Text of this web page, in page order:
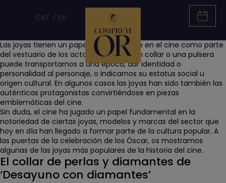
CAT ES
Las joyas tienen un papel muy relevante en el cine como parte
del vestuario de los actores. Un anillo, un collar o una pulsera
puede transportarnos a una época, daridentidad o
personalidad al personaje, o indicarnos su estatus social u
origen cultural. En algunos casos las joyas han sido también las
auténticas protagonistas convirtiéndose en piezas
emblemáticas del cine.
Sin duda, el cine ha jugado un papel fundamental en la
notoriedad de ciertas joyas, modelos y marcas del sector que
hoy en día han llegado a formar parte de la cultura popular. A
las puertas de la celebración de los Óscar, os mostramos
algunas de las joyas más populares de la historia del cine.
El collar de perlas y diamantes de
‘Desayuno con diamantes’